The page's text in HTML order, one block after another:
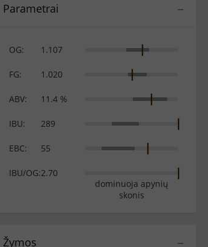
−
Parametrai
OG: 1.107
FG: 1.020
ABV: 11.4 %
IBU: 289
EBC: 55
IBU/OG:2.70
dominuoja apynių
skonis
−
Žymos